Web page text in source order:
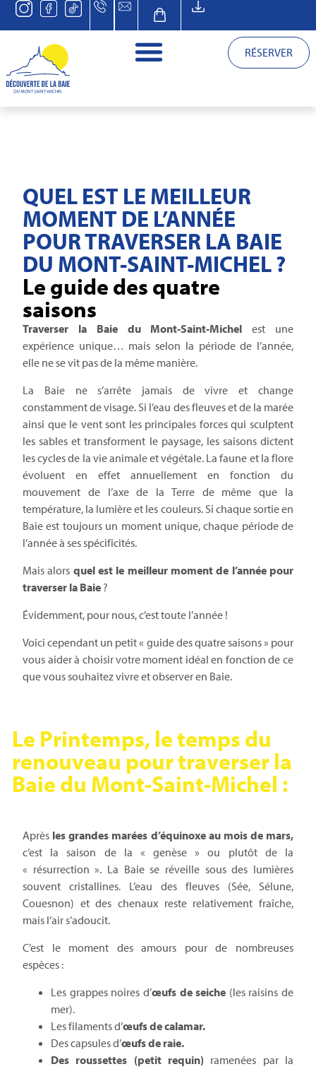
RÉSERVER
QUEL EST LE MEILLEUR
MOMENT DE L’ANNÉE
POUR TRAVERSER LA BAIE
DU MONT-SAINT-MICHEL ?
Le guide des quatre
saisons
Traverser la Baie du Mont-Saint-Michel est une
expérience unique… mais selon la période de l’année,
elle ne se vit pas de la même manière.
La Baie ne s’arrête jamais de vivre et change
constamment de visage. Si l’eau des fleuves et de la marée
ainsi que le vent sont les principales forces qui sculptent
les sables et transforment le paysage, les saisons dictent
les cycles de la vie animale et végétale. La faune et la flore
évoluent en effet annuellement en fonction du
mouvement de l’axe de la Terre de même que la
température, la lumière et les couleurs. Si chaque sortie en
Baie est toujours un moment unique, chaque période de
l’année à ses spécificités.
Mais alors quel est le meilleur moment de l’année pour
traverser la Baie ?
Évidemment, pour nous, c’est toute l’année !
Voici cependant un petit « guide des quatre saisons » pour
vous aider à choisir votre moment idéal en fonction de ce
que vous souhaitez vivre et observer en Baie.
Le Printemps, le temps du
renouveau pour traverser la
Baie du Mont-Saint-Michel :
Après les grandes marées d’équinoxe au mois de mars,
c’est la saison de la « genèse » ou plutôt de la
« résurrection ». La Baie se réveille sous des lumières
souvent cristallines. L’eau des fleuves (Sée, Sélune,
Couesnon) et des chenaux reste relativement fraîche,
mais l’air s’adoucit.
C’est le moment des amours pour de nombreuses
espèces :
Les grappes noires d’œufs de seiche (les raisins de
mer).
Les filaments d’œufs de calamar.
Des capsules d’œufs de raie.
Des roussettes (petit requin) ramenées par la